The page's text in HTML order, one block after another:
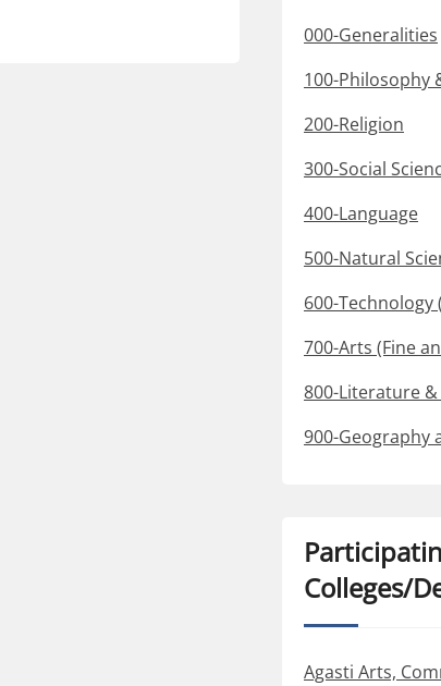
000-Generalities
100-Philosophy
200-Religion
300-Social
400-Language
500-Natural
600-Technology
700-Arts (Fine
800-Literature
900-Geography
Colleges/
Agasti Arts,